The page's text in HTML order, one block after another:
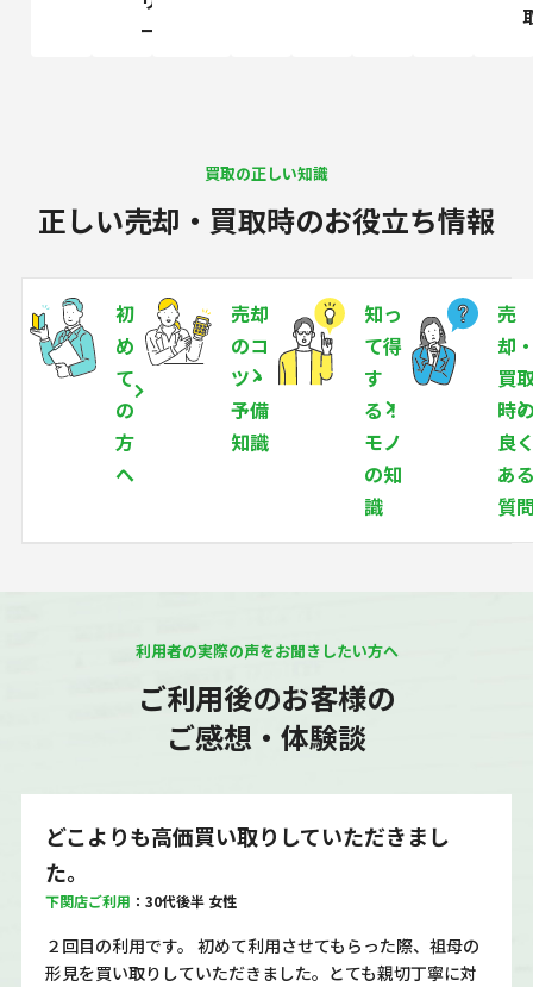
ー
買取の正しい知識
正しい売却・買取時のお役立ち情報
初
め
て
の
方
へ
売却
のコ
ツ・
予備
知識
知っ
て得
す
る！
モノ
の知
識
売
却
買
時
良
あ
質
利用者の実際の声をお聞きしたい方へ
ご利用後のお客様の
ご感想・体験談
どこよりも高価買い取りしていただきまし
た。
下関店ご利用 ：30代後半 女性
２回目の利用です。 初めて利用させてもらった際、祖母の
形見を買い取りしていただきました。とても親切丁寧に対